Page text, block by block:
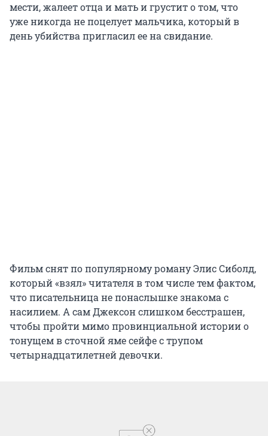
мести, жалеет отца и мать и грустит о том, что
уже никогда не поцелует мальчика, который в
день убийства пригласил ее на свидание.
Фильм снят по популярному роману Элис Сиболд,
который «взял» читателя в том числе тем фактом,
что писательница не понаслышке знакома с
насилием. А сам Джексон слишком бесстрашен,
чтобы пройти мимо провинциальной истории о
тонущем в сточной яме сейфе с трупом
четырнадцатилетней девочки.